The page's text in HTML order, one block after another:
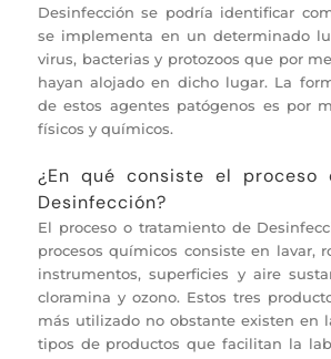
Desinfección se podría identificar
se implementa en un determinado
virus, bacterias y protozoos que por
hayan alojado en dicho lugar. La
de estos agentes patógenos es por
físicos y químicos.
¿En qué consiste el proceso
Desinfección?
El proceso o tratamiento de
procesos químicos consiste en lavar,
instrumentos, superficies y aire
cloramina y ozono. Estos tres
más utilizado no obstante existen en
tipos de productos que facilitan la